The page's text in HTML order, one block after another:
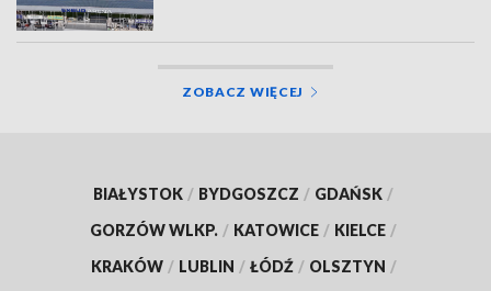
ZOBACZ WIĘCEJ
BIAŁYSTOK / BYDGOSZCZ / GDAŃSK /
GORZÓW WLKP. / KATOWICE / KIELCE /
KRAKÓW / LUBLIN / ŁÓDŹ / OLSZTYN /